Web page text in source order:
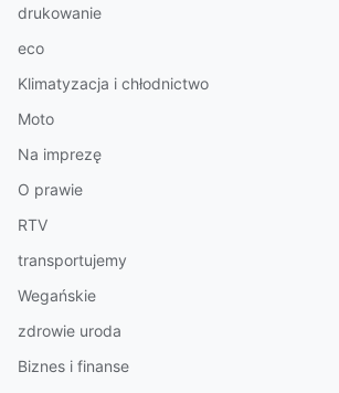
drukowanie
eco
Klimatyzacja i chłodnictwo
Moto
Na imprezę
O prawie
RTV
transportujemy
Wegańskie
zdrowie uroda
Biznes i finanse